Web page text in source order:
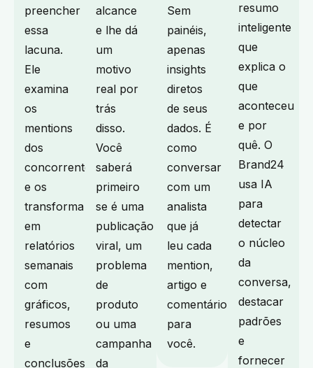
preencher
essa
lacuna.
Ele
examina
os
mentions
dos
concorrentes
e os
transforma
em
relatórios
semanais
com
gráficos,
resumos
e
conclusões.
alcance
e lhe dá
um
motivo
real por
trás
disso.
Você
saberá
primeiro
se é uma
publicação
viral, um
problema
de
produto
ou uma
campanha
da
Sem
painéis,
apenas
insights
diretos
de seus
dados. É
como
conversar
com um
analista
que já
leu cada
mention,
artigo e
comentário
para
você.
resumo
inteligente
que
explica o
que
aconteceu
e por
quê. O
Brand24
usa IA
para
detectar
o núcleo
da
conversa,
destacar
padrões
e
fornecer